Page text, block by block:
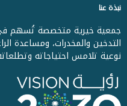
نبذة عنا
جمعية خيرية متخصصة تُسهم في
التدخين والمخدرات، ومساعدة
نوعية تلامس احتياجاته